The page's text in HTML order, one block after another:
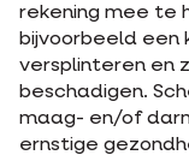
rekening mee te
bijvoorbeeld een
versplinteren en
beschadigen.
maag- en/of
ernstige